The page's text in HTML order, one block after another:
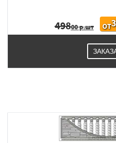
49800 р.шт ОТ